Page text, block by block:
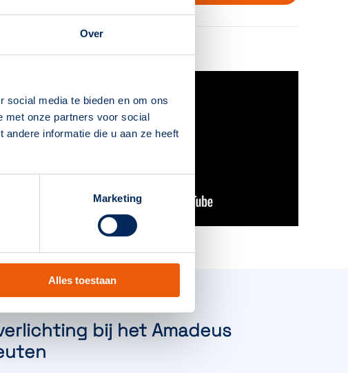
Over
social media te bieden en om ons
met onze partners voor social
informatie die u aan ze heeft
Marketing
Alles toestaan
Hoe werkt SmartScan?
bij het Amadeus